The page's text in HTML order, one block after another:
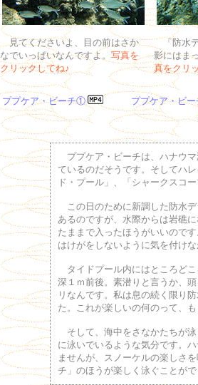
見てくださいよ、目の前はさか
なでいっぱいなんですよ。 写真を
クリックしてね♪
「防水デ
影にはま
真をクリ
ププケア・ビーチ① ププケア・ビ
ププケア・ビーチは、ハナウ
ているのだそうです。そしてハ
ド・プール」、「シャークスコ
この日のために新調した防水
あるのですが、水際からは岩礁
たままで入ったほうがいいので
はけがをしないように気を付け
タイドプール内にはところど
深１ｍ前後。素潜りと言うか、
リなんです。私は息の続く限り
た。これが楽しいの何のって、
そして、海中をさなかたちが
に泳いでいるような気分です。
ませんが、スノーケルの楽しさ
チ」のほうが楽しく泳ぐことが